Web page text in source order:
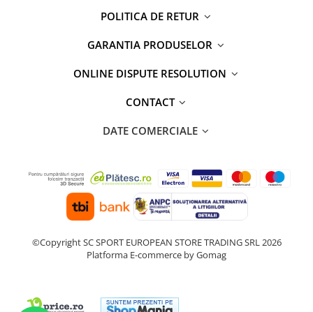
POLITICA DE RETUR
GARANTIA PRODUSELOR
ONLINE DISPUTE RESOLUTION
CONTACT
DATE COMERCIALE
©Copyright SC SPORT EUROPEAN STORE TRADING SRL 2026
Platforma E-commerce by Gomag